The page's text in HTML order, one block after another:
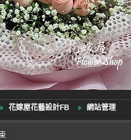
花嫁屋花藝設計FB 網站管理